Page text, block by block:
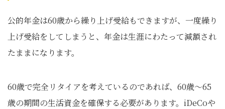
公的年金は60歳から繰り上げ受給もできますが、一度繰り
上げ受給をしてしまうと、年金は生涯にわたって減額され
たままになります。
60歳で完全リタイアを考えているのであれば、60歳～65
歳の期間の生活資金を確保する必要があります。iDeCoや